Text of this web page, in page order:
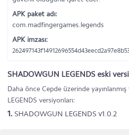
APK paket adı:
com.madfingergames.legends
APK imzası:
SHADOWGUN LEGENDS eski
Daha önce Cepde üzerinde
LEGENDS versiyonları:
1. SHADOWGUN LEGENDS v1.0.2